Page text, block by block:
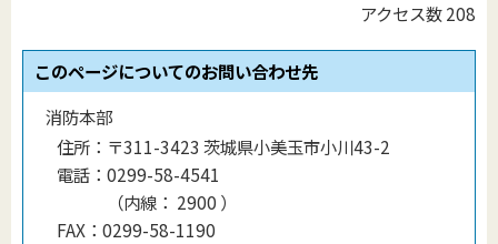
アクセス数208
このページについてのお問い合わせ先
消防本部
住所： 〒311-3423 茨城県小美玉市小川43-2
電話： 0299-58-4541
（内線 ： 2900 ）
FAX： 0299-58-1190